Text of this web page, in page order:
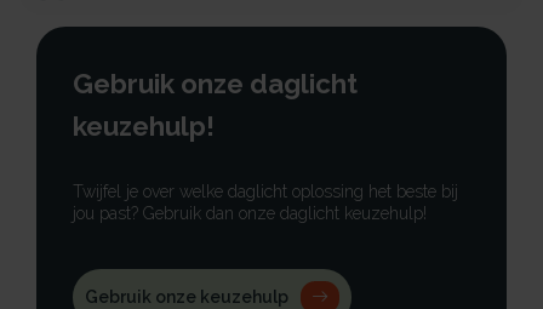
Gebruik onze daglicht
keuzehulp!
Twijfel je over welke daglicht oplossing het beste bij
jou past? Gebruik dan onze daglicht keuzehulp!
Gebruik onze keuzehulp